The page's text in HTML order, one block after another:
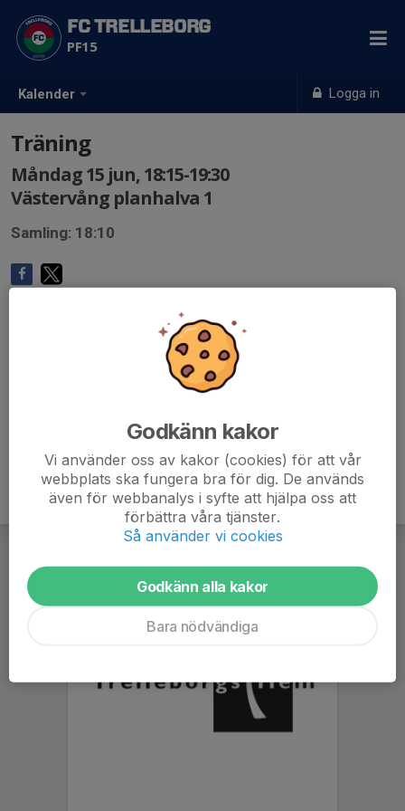
Kalender Logga in
FC TRELLEBORG
PF15
Träning
Måndag 15 jun, 18:15-19:30
Västervång planhalva 1
Samling: 18:10
Godkänn kakor
Vi använder oss av kakor (cookies) för att vår
webbplats ska fungera bra för dig. De används
även för webbanalys i syfte att hjälpa oss att
förbättra våra tjänster.
Så använder vi cookies
Godkänn alla kakor
Bara nödvändiga